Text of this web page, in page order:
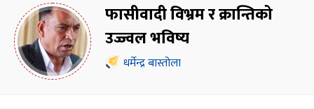
फासीवादी विभ्रम र क्रान्तिको
उज्ज्वल भविष्य
धर्मेन्द्र बास्तोला